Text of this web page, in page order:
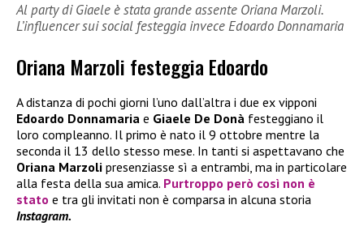
Al party di Giaele è stata grande assente Oriana Marzoli.
L’influencer sui social festeggia invece Edoardo Donnamaria
Oriana Marzoli festeggia Edoardo
A distanza di pochi giorni l’uno dall’altra i due ex vipponi
Edoardo Donnamaria e Giaele De Donà festeggiano il
loro compleanno. Il primo è nato il 9 ottobre mentre la
seconda il 13 dello stesso mese. In tanti si aspettavano che
Oriana Marzoli presenziasse sì a entrambi, ma in particolare
alla festa della sua amica. Purtroppo però così non è
stato e tra gli invitati non è comparsa in alcuna storia
Instagram.